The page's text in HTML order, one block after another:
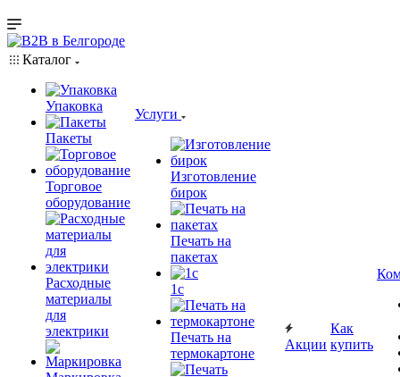
Каталог
Упаковка
Пакеты
Торговое
оборудование
Расходные
материалы
для
электрики
Услуги
Изготовление
бирок
Печать на
пакетах
1c
Печать на
термокартоне
Акции
Как
купить